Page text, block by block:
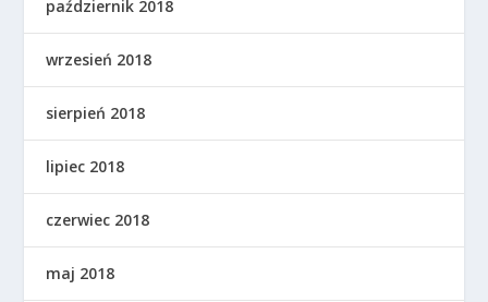
październik 2018
wrzesień 2018
sierpień 2018
lipiec 2018
czerwiec 2018
maj 2018